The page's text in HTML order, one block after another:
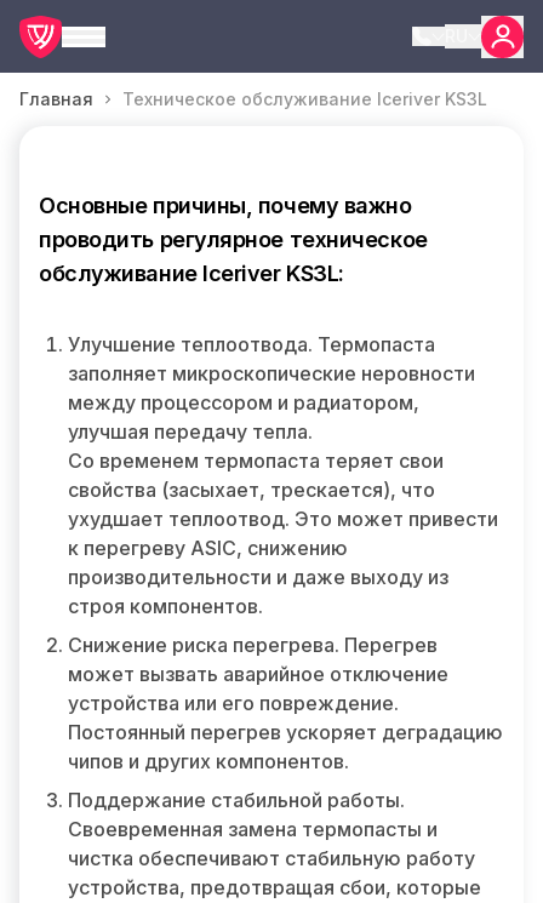
Главная Техническое обслуживание Iceriver KS3L
Основные причины, почему важно
проводить регулярное техническое
обслуживание Iceriver KS3L:
Улучшение теплоотвода. Термопаста
заполняет микроскопические неровности
между процессором и радиатором,
улучшая передачу тепла.
Со временем термопаста теряет свои
свойства (засыхает, трескается), что
ухудшает теплоотвод. Это может привести
к перегреву ASIC, снижению
производительности и даже выходу из
строя компонентов.
Снижение риска перегрева. Перегрев
может вызвать аварийное отключение
устройства или его повреждение.
Постоянный перегрев ускоряет деградацию
чипов и других компонентов.
Поддержание стабильной работы.
Своевременная замена термопасты и
чистка обеспечивают стабильную работу
устройства, предотвращая сбои, которые